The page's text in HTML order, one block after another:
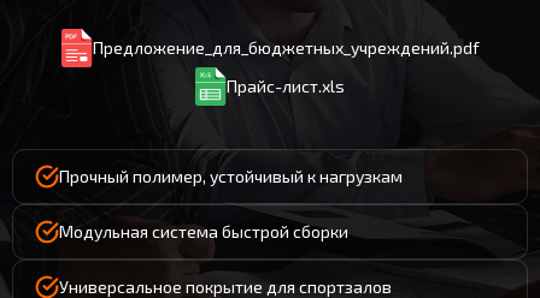
Предложение_для_бюджетных_учреждений.pdf
Прайс-лист.xls
Прочный полимер, устойчивый к нагрузкам
Модульная система быстрой сборки
Универсальное покрытие для спортзалов